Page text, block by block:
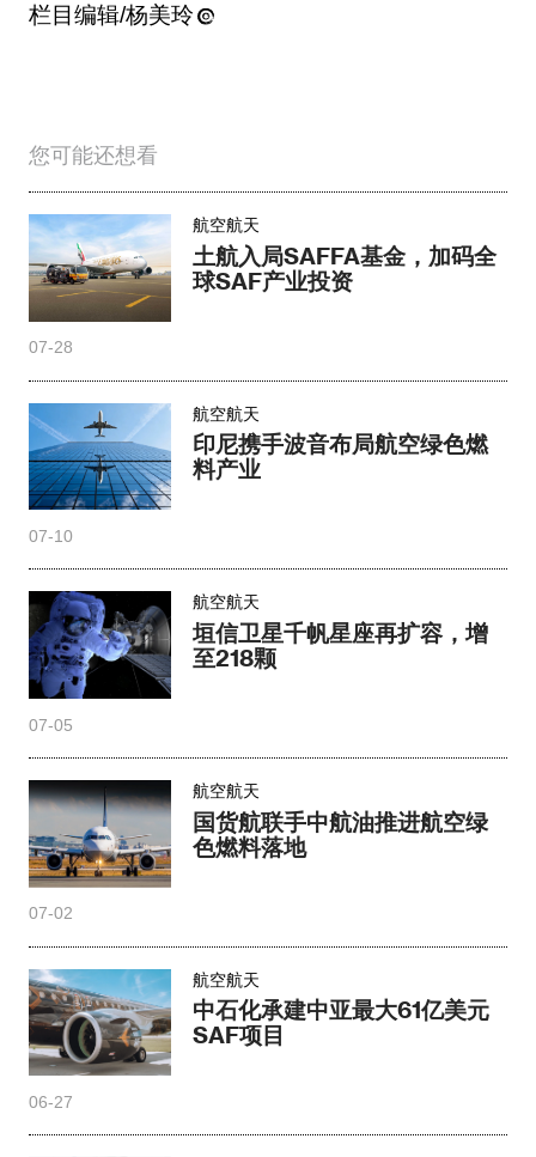
栏目编辑/杨美玲
您可能还想看
航空航天
土航入局SAFFA基金，加码全
球SAF产业投资
07-28
航空航天
印尼携手波音布局航空绿色燃
料产业
07-10
航空航天
垣信卫星千帆星座再扩容，增
至218颗
07-05
航空航天
国货航联手中航油推进航空绿
色燃料落地
07-02
航空航天
中石化承建中亚最大61亿美元
SAF项目
06-27